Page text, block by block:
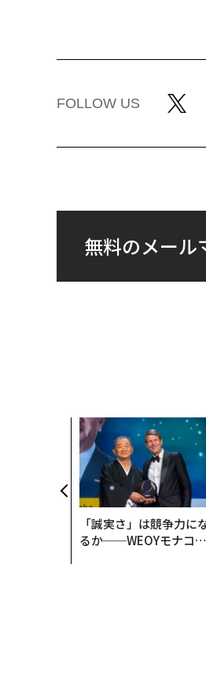
FOLLOW US
無料のメール
「誠実さ」は競争力に
るか──WEOYモナコで